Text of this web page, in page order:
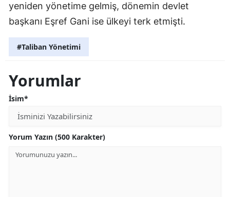
yeniden yönetime gelmiş, dönemin devlet
başkanı Eşref Gani ise ülkeyi terk etmişti.
#Taliban Yönetimi
Yorumlar
İsim*
Yorum Yazın (500 Karakter)